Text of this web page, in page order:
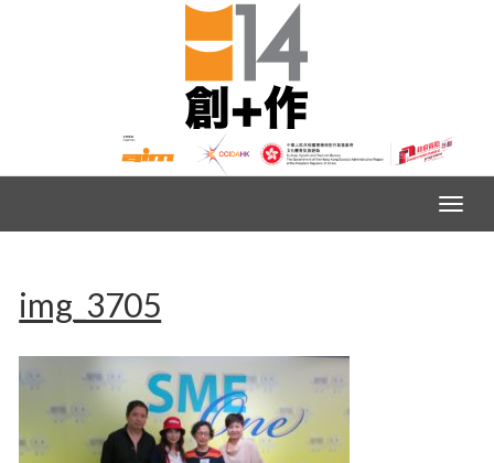
img_3705